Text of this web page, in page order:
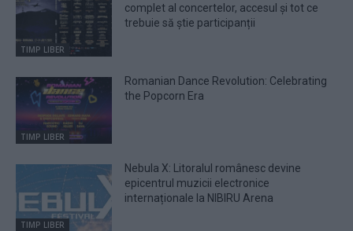
TIMP LIBER
complet al concertelor, accesul și tot ce
trebuie să știe participanții
TIMP LIBER
Romanian Dance Revolution: Celebrating
the Popcorn Era
TIMP LIBER
Nebula X: Litoralul românesc devine
epicentrul muzicii electronice
internaționale la NIBIRU Arena